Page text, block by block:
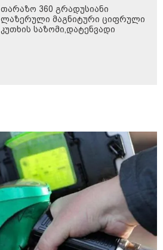
თარაზო 360 გრადუსიანი
ლაზერული მაგნიტური ციფრული
კუთხის საზომი,დატენვადი